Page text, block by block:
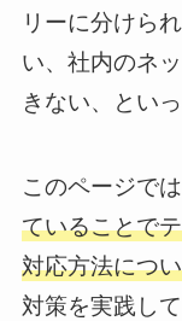
リーに分けら
い、社内のネ
きない、とい
このページでは
ていることで
対応方法につ
対策を実践し